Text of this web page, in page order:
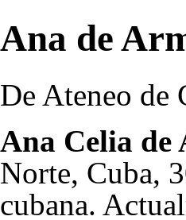
Ana de
De Ateneo de
Ana Celia de
Norte, Cuba,
cubana.